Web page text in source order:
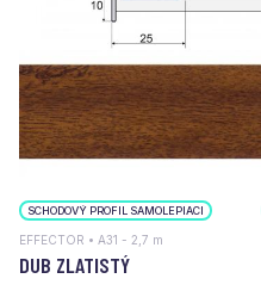
SCHODOVÝ PROFIL SAMOLEPIACI
EFFECTOR • A31 - 2,7 m
DUB ZLATISTÝ